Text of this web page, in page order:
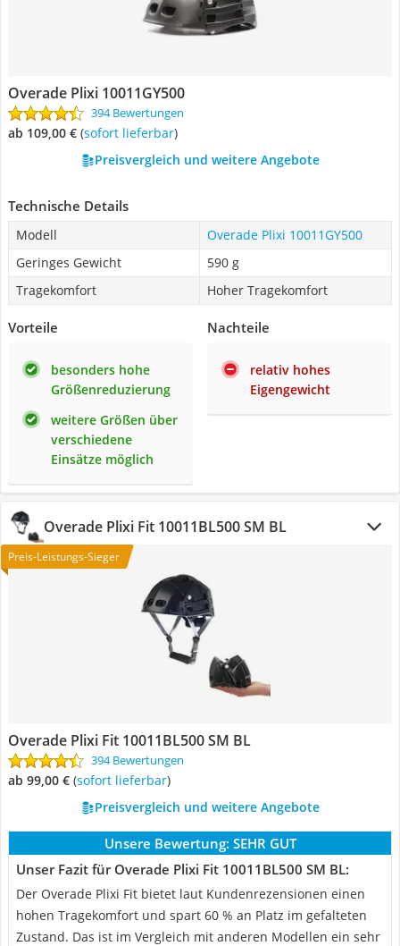
Overade Plixi 10011GY500
394 Bewertungen
ab 109,00 € ( Sofort lieferbar)
Preisvergleich und weitere Angebote
Technische Details
Modell
Overade Plixi 10011GY500
Geringes Gewicht
590 g
Tragekomfort
Hoher Tragekomfort
Vorteile
besonders hohe
Größenreduzierung
weitere Größen über
verschiedene
Einsätze möglich
Nachteile
relativ hohes
Eigengewicht
Overade Plixi Fit 10011BL500 SM BL
Preis-Leistungs-Sieger
Overade Plixi Fit 10011BL500 SM BL
394 Bewertungen
ab 99,00 € ( Sofort lieferbar)
Preisvergleich und weitere Angebote
Unsere Bewertung: SEHR GUT
Unser Fazit für Overade Plixi Fit 10011BL500 SM BL:
Der Overade Plixi Fit bietet laut Kundenrezensionen einen
hohen Tragekomfort und spart 60 % an Platz im gefalteten
Zustand. Das ist im Vergleich mit anderen Modellen ein sehr